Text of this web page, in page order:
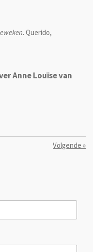
. Querido,
Anne Louïse van
Volgende »